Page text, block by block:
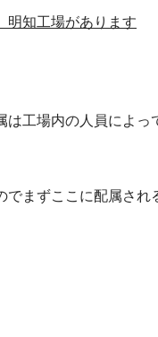
明知工場があります
工場内の人員によっ
でまずここに配属され